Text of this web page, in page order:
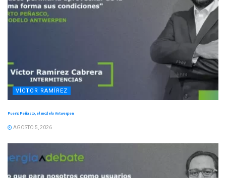
VÍCTOR RAMÍREZ
Puerto Peñasco, el modelo Antwerpen
AGOSTO 5, 2026